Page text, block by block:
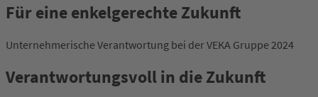
Für eine enkelgerechte Zukunft
Unternehmerische Verantwortung bei der VEKA Gruppe 2024
Verantwortungsvoll in die Zukunft